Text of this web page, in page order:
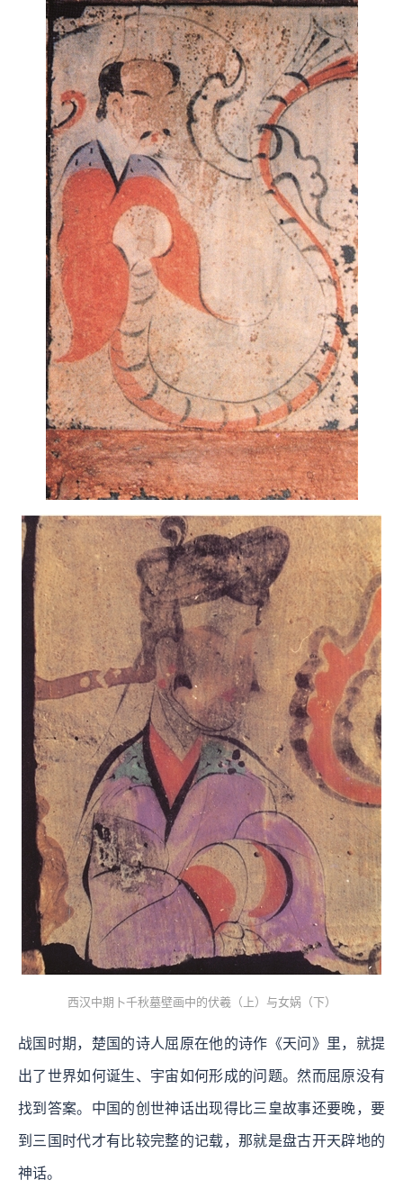
西汉中期卜千秋墓壁画中的伏羲（上）与女娲（下）
战国时期，楚国的诗人屈原在他的诗作《天问》里，就提
出了世界如何诞生、宇宙如何形成的问题。然而屈原没有
找到答案。中国的创世神话出现得比三皇故事还要晚，要
到三国时代才有比较完整的记载，那就是盘古开天辟地的
神话。